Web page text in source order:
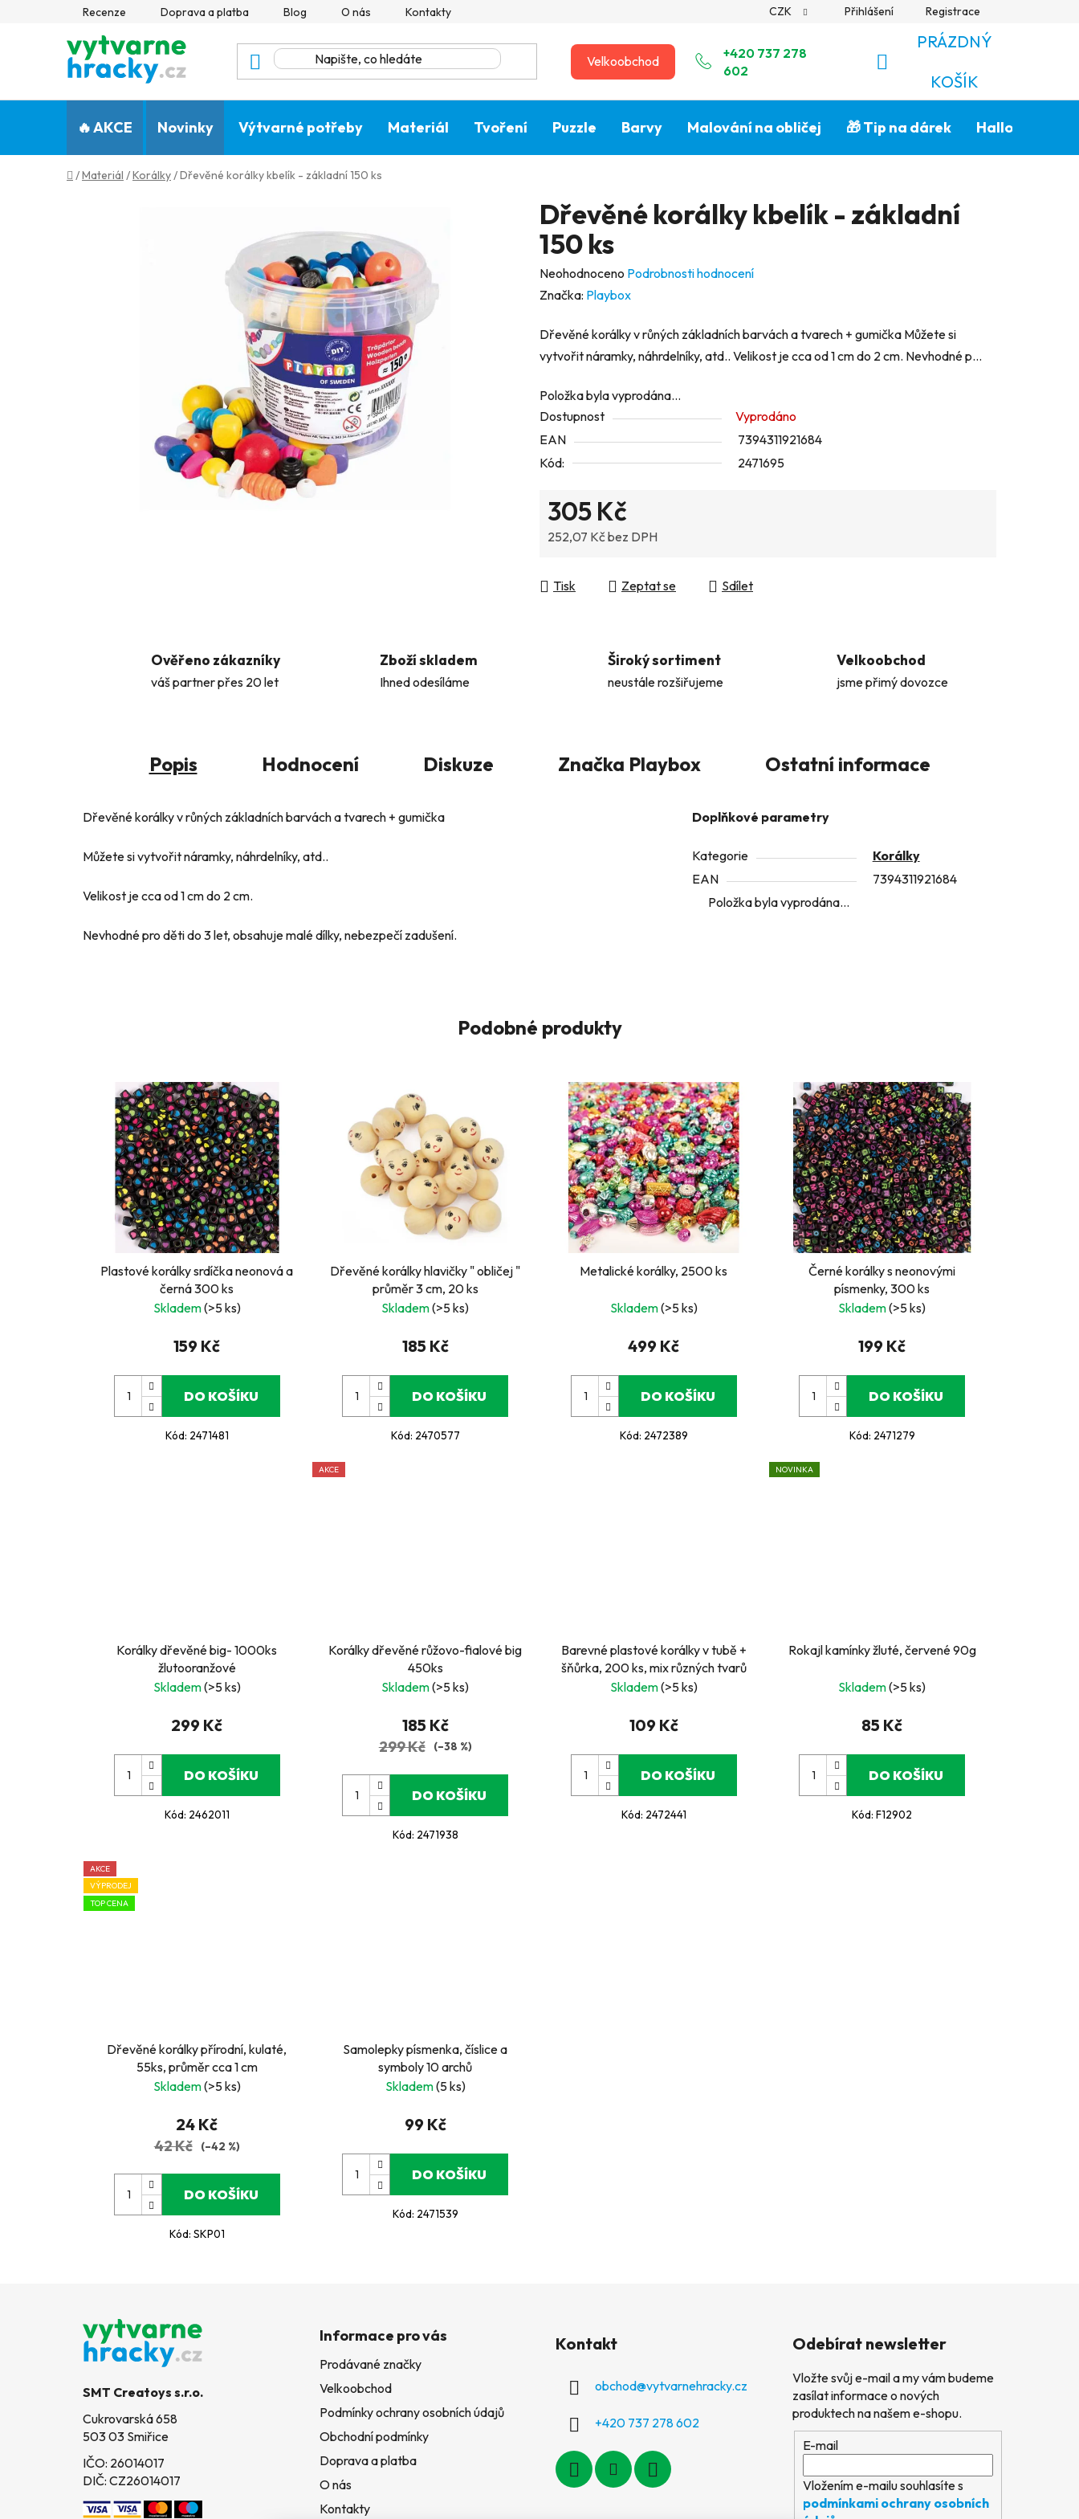
Recenze Doprava a platba Blog O nás Kontakty CZK Přihlášení Registrace
Velkoobchod
+420 737 278
602
NÁKUPNÍ
KOŠÍK
PRÁZDNÝ
KOŠÍK
🔥 AKCE Novinky Výtvarné potřeby Materiál Tvoření Puzzle Barvy Malování na obličej 🎁 Tip na dárek Halloween🎃
Domů
/Materiál /Korálky/Dřevěné korálky kbelík - základní 150 ks
Dřevěné korálky kbelík - základní
150 ks
Průměrné
hodnocení
je
0,0
5
hvězdiček.
Neohodnoceno Podrobnosti hodnocení
Značka: Playbox
Dřevěné korálky v růných základních barvách a tvarech + gumička Můžete si
vytvořit náramky, náhrdelníky, atd.. Velikost je cca od 1 cm do 2 cm. Nevhodné p...
Položka byla vyprodána…
Dostupnost
Vyprodáno
EAN
7394311921684
Kód:
2471695
305 Kč
252,07 Kč bez DPH
Tisk
Zeptat se Sdílet
Ověřeno zákazníky
váš partner přes 20 let
Zboží skladem
Ihned odesíláme
Široký sortiment
neustále rozšiřujeme
Velkoobchod
jsme přimý dovozce
Popis Hodnocení Diskuze Značka Playbox Ostatní informace
Dřevěné korálky v růných základních barvách a tvarech + gumička
Můžete si vytvořit náramky, náhrdelníky, atd..
Velikost je cca od 1 cm do 2 cm.
Nevhodné pro děti do 3 let, obsahuje malé dílky, nebezpečí zadušení.
Doplňkové parametry
Kategorie
Korálky
EAN
7394311921684
Položka byla vyprodána…
Podobné produkty
Plastové korálky srdíčka neonová a
černá 300 ks
Skladem(>5 ks)
159 Kč
DO KOŠÍKU
Kód: 2471481
Dřevěné korálky hlavičky " obličej "
průměr 3 cm, 20 ks
Skladem(>5 ks)
185 Kč
DO KOŠÍKU
Kód: 2470577
Metalické korálky, 2500 ks
Skladem(>5 ks)
499 Kč
DO KOŠÍKU
Kód: 2472389
Černé korálky s neonovými
písmenky, 300 ks
Skladem(>5 ks)
199 Kč
DO KOŠÍKU
Kód: 2471279
Korálky dřevěné big- 1000ks
žlutooranžové
Skladem(>5 ks)
299 Kč
DO KOŠÍKU
Kód: 2462011
AKCE
Korálky dřevěné růžovo-fialové big
450ks
Skladem(>5 ks)
185 Kč
299 Kč (–38 %)
DO KOŠÍKU
Kód: 2471938
Barevné plastové korálky v tubě +
šňůrka, 200 ks, mix různých tvarů
Skladem(>5 ks)
109 Kč
DO KOŠÍKU
Kód: 2472441
NOVINKA
Rokajl kamínky žluté, červené 90g
Skladem(>5 ks)
85 Kč
DO KOŠÍKU
Kód:F12902
AKCE
VÝPRODEJ
TOP CENA
Dřevěné korálky přírodní, kulaté,
55ks, průměr cca 1 cm
Skladem(>5 ks)
24 Kč
42 Kč (–42 %)
DO KOŠÍKU
Kód: SKP01
Samolepky písmenka, číslice a
symboly 10 archů
Skladem(5 ks)
99 Kč
DO KOŠÍKU
Kód: 2471539
SMT Creatoys s.r.o.
Cukrovarská 658
503 03 Smiřice
IČO: 26014017
DIČ: CZ26014017
Informace pro vás
Prodávané značky
Velkoobchod
Podmínky ochrany osobních údajů
Obchodní podmínky
Doprava a platba
O nás
Kontakty
Kontakt
obchod@vytvarnehracky.cz
+420 737 278 602
Odebírat newsletter
Vložte svůj e-mail a my vám budeme
zasílat informace o nových
produktech na našem e-shopu.
E-mail
Vložením e-mailu souhlasíte s
podmínkami ochrany osobních